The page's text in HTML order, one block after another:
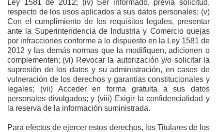
Ley 1581 de 2012; (iv) Ser informado, previa solicitud,
respecto de los usos aplicados a sus datos personales; (v)
Con el cumplimiento de los requisitos legales, presentar
ante la Superintendencia de Industria y Comercio quejas
por infracciones conforme a lo dispuesto en la Ley 1581 de
2012 y las demás normas que la modifiquen, adicionen o
complementen; (vi) Revocar la autorización y/o solicitar la
supresión de los datos y su administración, en casos de
vulneración de los derechos y garantías constitucionales y
legales; (vii) Acceder en forma gratuita a sus datos
personales divulgados; y (viii) Exigir la confidencialidad y
la reserva de la información suministrada.
Para efectos de ejercer estos derechos, los Titulares de los